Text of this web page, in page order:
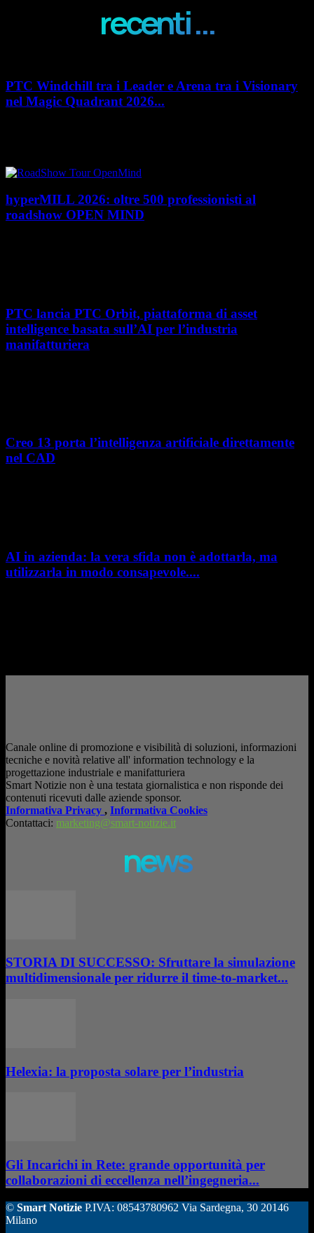
recenti ...
PTC Windchill tra i Leader e Arena tra i Visionary
nel Magic Quadrant 2026...
hyperMILL 2026: oltre 500 professionisti al
roadshow OPEN MIND
PTC lancia PTC Orbit, piattaforma di asset
intelligence basata sull’AI per l’industria
manifatturiera
Creo 13 porta l’intelligenza artificiale direttamente
nel CAD
AI in azienda: la vera sfida non è adottarla, ma
utilizzarla in modo consapevole....
Canale online di promozione e visibilità di soluzioni, informazioni
tecniche e novità relative all' information technology e la
progettazione industriale e manifatturiera
Smart Notizie non è una testata giornalistica e non risponde dei
contenuti ricevuti dalle aziende sponsor.
Informativa Privacy , Informativa Cookies
Contattaci: marketing@smart-notizie.it
news
STORIA DI SUCCESSO: Sfruttare la simulazione
multidimensionale per ridurre il time-to-market...
Helexia: la proposta solare per l’industria
Gli Incarichi in Rete: grande opportunità per
collaborazioni di eccellenza nell’ingegneria...
© Smart Notizie P.IVA: 08543780962 Via Sardegna, 30 20146
Milano